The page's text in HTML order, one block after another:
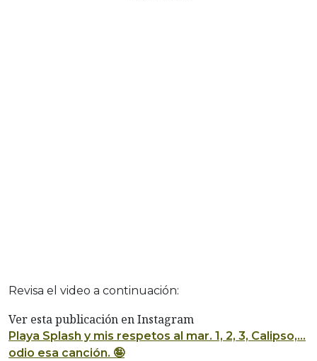
Revisa el video a continuación:
Ver esta publicación en Instagram
Playa Splash y mis respetos al mar. 1, 2, 3, Calipso,…
odio esa canción. 🤪